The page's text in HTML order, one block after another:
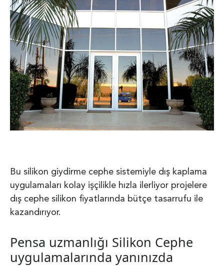
Bu silikon giydirme cephe sistemiyle dış kaplama
uygulamaları kolay işçilikle hızla ilerliyor projelere
dış cephe silikon fiyatlarında bütçe tasarrufu ile
kazandırıyor.
Pensa uzmanlığı Silikon Cephe
uygulamalarında yanınızda